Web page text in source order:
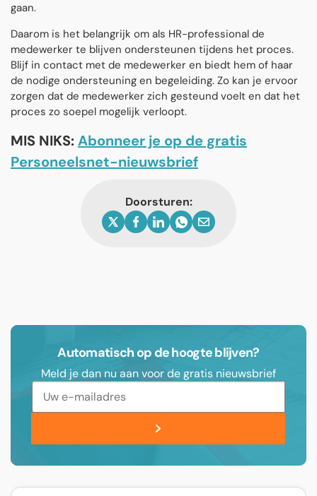
gaan.
Daarom is het belangrijk om als HR-professional de
medewerker te blijven ondersteunen tijdens het proces.
Blijf in contact met de medewerker en biedt hem of haar
de nodige ondersteuning en begeleiding. Zo kan je ervoor
zorgen dat de medewerker zich gesteund voelt en dat het
proces zo soepel mogelijk verloopt.
MIS NIKS:Abonneer je op de gratis
Personeelsnet-nieuwsbrief
Doorsturen:
Automatisch op de hoogte blijven?
Meld je dan nu aan voor de gratis nieuwsbrief